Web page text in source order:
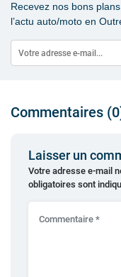
Recevez nos bons
l’actu auto/moto en
Commentaires
Laisser un
Votre adresse e-mail
obligatoires sont